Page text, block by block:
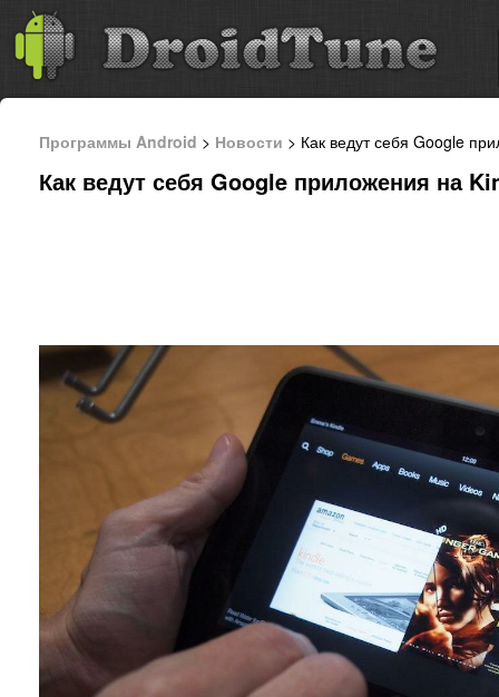
Программы Android > Новости > Как ведут себя Google
Как ведут себя Google приложения на